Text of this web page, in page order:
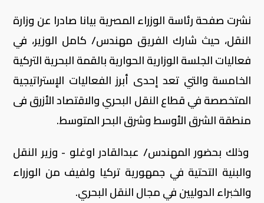
نشرت صفحة رئاسة الوزراء المصرية بيانا صادرا عن وزارة
النقل، حيث شارك الفريق مهندس/ كامل الوزير، في
فعاليات الجلسة الوزارية الحوارية بالقمة البحرية التركية
الخامسة والتي تعد إحدى أبرز الفعاليات الإستراتيجية
المتخصصة في قطاع النقل البحري والاقتصاد الأزرق فى
منطقة الشرق الأوسط وشرق البحر المتوسط.
وذلك بحضور المهندس/ عبدالقادر اوغلو - وزير النقل
والبنية التحتية في جمهورية تركيا ولفيف من الوزراء
والخبراء الدوليين في مجال النقل البحري.